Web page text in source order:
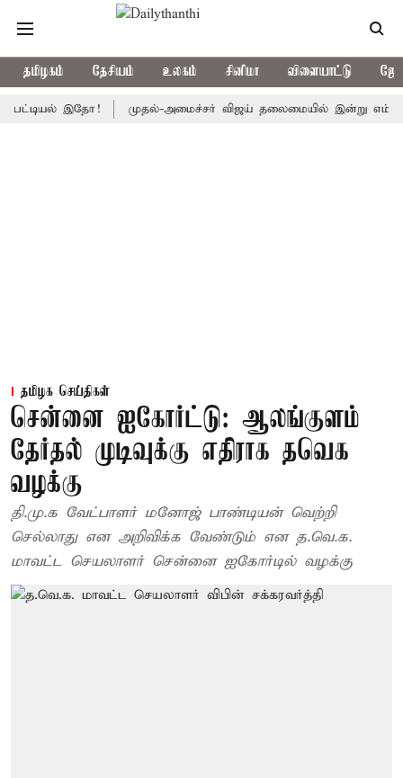
தமிழகம் தேசியம் உலகம் சினிமா விளையாட்டு
இதோ! முதல்-அமைச்சர் விஜய் தலைமையில் இன்று எம்.பி.க்கள்
தமிழக செய்திகள்
சென்னை ஐகோர்ட்டு: ஆலங்குளம்
தேர்தல் முடிவுக்கு எதிராக தவெக
வழக்கு
தி.மு.க வேட்பாளர் மனோஜ் பாண்டியன் வெற்றி
செல்லாது என அறிவிக்க வேண்டும் என த.வெ.க.
மாவட்ட செயலாளர் சென்னை ஐகோர்டில் வழக்கு